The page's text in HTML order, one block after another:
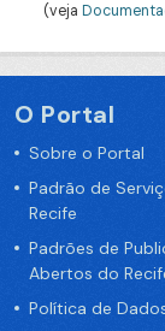
(veja
O Portal
Sobre o Portal
Padrão de
Recife
Padrões de
Abertos do
Política de